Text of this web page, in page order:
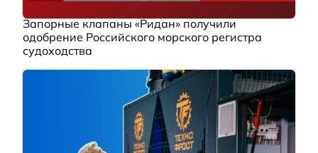
Запорные клапаны «Ридан» получили
одобрение Российского морского регистра
судоходства